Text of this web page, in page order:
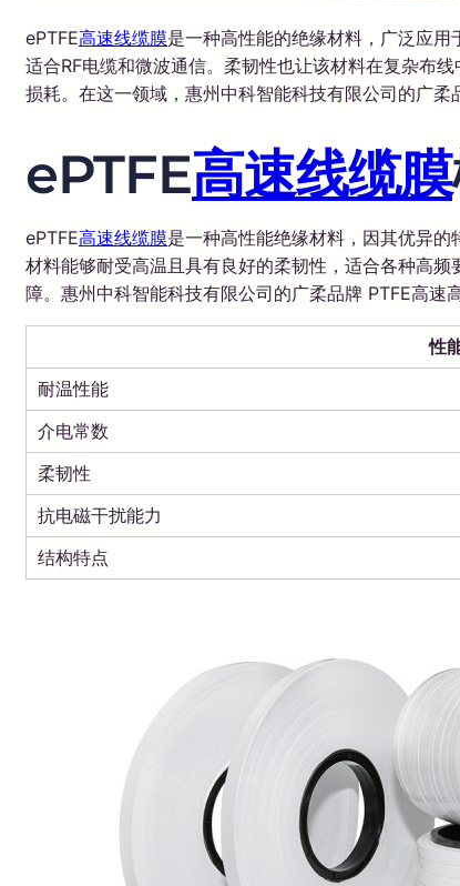
ePTFE高速线缆膜是一种高性能的绝缘材料，广泛应
适合RF电缆和微波通信。柔韧性也让该材料在复杂布
损耗。在这一领域，惠州中科智能科技有限公司的广
ePTFE高速线缆膜
ePTFE高速线缆膜是一种高性能绝缘材料，因其优异
材料能够耐受高温且具有良好的柔韧性，适合各种高
障。惠州中科智能科技有限公司的广柔品牌 PTFE高速
性
耐温性能
介电常数
柔韧性
抗电磁干扰能力
结构特点